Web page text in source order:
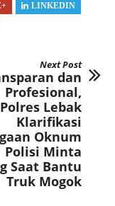
LINKEDIN
Next Post
dan
Profesional,
Polres Lebak
Klarifikasi
Oknum
Polisi Minta
Saat Bantu
Truk Mogok